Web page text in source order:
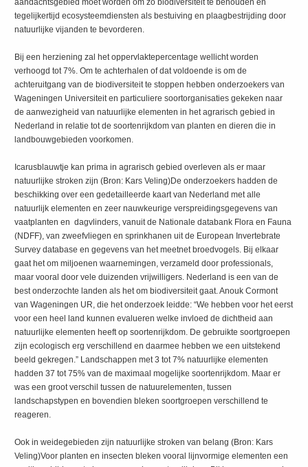
tegelijkertijd ecosysteemdiensten als bestuiving en plaagbestrijding door
natuurlijke vijanden te bevorderen.
Bij een herziening zal het oppervlaktepercentage wellicht worden
verhoogd tot 7%. Om te achterhalen of dat voldoende is om de
achteruitgang van de biodiversiteit te stoppen hebben onderzoekers van
Wageningen Universiteit en particuliere soortorganisaties gekeken naar
de aanwezigheid van natuurlijke elementen in het agrarisch gebied in
Nederland in relatie tot de soortenrijkdom van planten en dieren die in
landbouwgebieden voorkomen.
Icarusblauwtje kan prima in agrarisch gebied overleven als er maar
natuurlijke stroken zijn (Bron: Kars Veling)De onderzoekers hadden de
beschikking over een gedetailleerde kaart van Nederland met alle
natuurlijk elementen en zeer nauwkeurige verspreidingsgegevens van
vaatplanten en dagvlinders, vanuit de Nationale databank Flora en Fauna
(NDFF), van zweefvliegen en sprinkhanen uit de European Invertebrate
Survey database en gegevens van het meetnet broedvogels. Bij elkaar
gaat het om miljoenen waarnemingen, verzameld door professionals,
maar vooral door vele duizenden vrijwilligers. Nederland is een van de
best onderzochte landen als het om biodiversiteit gaat. Anouk Cormont
van Wageningen UR, die het onderzoek leidde: “We hebben voor het eerst
voor een heel land kunnen evalueren welke invloed de dichtheid aan
natuurlijke elementen heeft op soortenrijkdom. De gebruikte soortgroepen
zijn ecologisch erg verschillend en daarmee hebben we een uitstekend
beeld gekregen.” Landschappen met 3 tot 7% natuurlijke elementen
hadden 37 tot 75% van de maximaal mogelijke soortenrijkdom. Maar er
was een groot verschil tussen de natuurelementen, tussen
landschapstypen en bovendien bleken soortgroepen verschillend te
reageren.
Ook in weidegebieden zijn natuurlijke stroken van belang (Bron: Kars
Veling)Voor planten en insecten bleken vooral lijnvormige elementen een